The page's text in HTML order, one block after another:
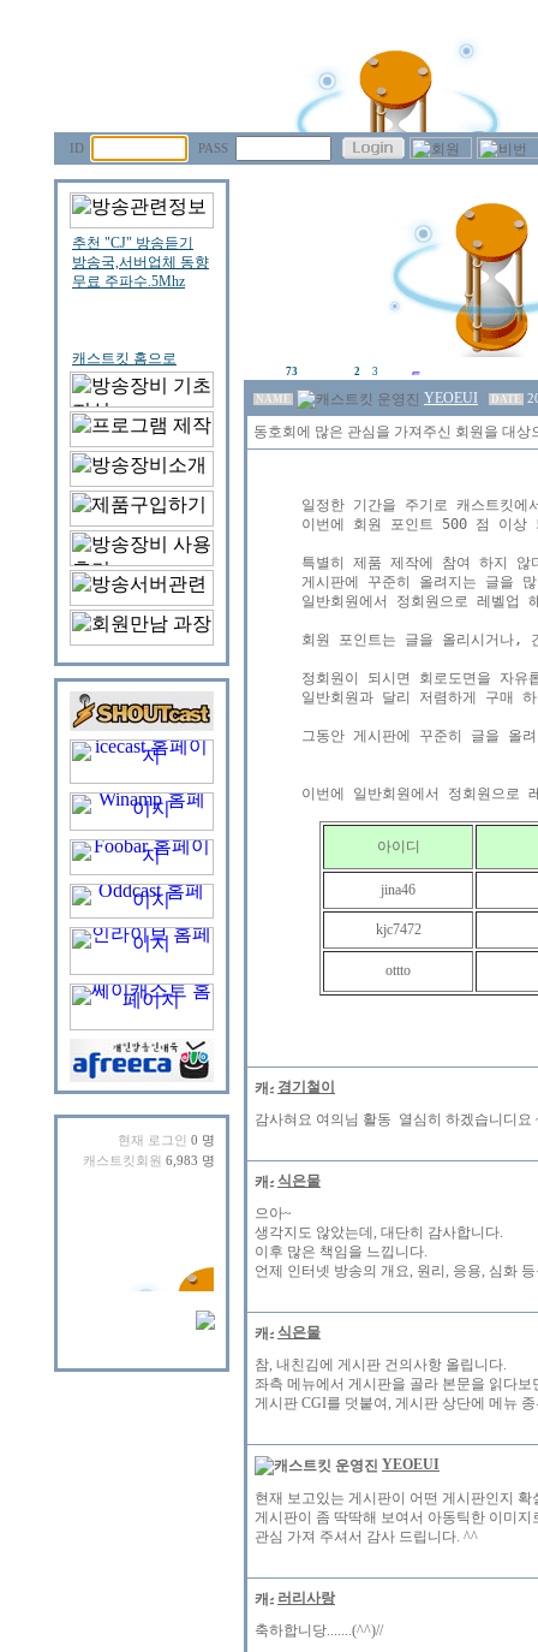
ID PASS
현재 로그인 0 명
캐스트킷회원 6,983 명
73 2 3
NAME YEOEUI DATE
동호회에 많은 관심을 가져주신 회원을 대
일정한 기간을 주기로 캐스트킷
이번에 회원 포인트 500 점 이상
특별히 제품 제작에 참여 하지
게시판에 꾸준히 올려지는 글을
일반회원에서 정회원으로 레벨업
회원 포인트는 글을 올리시거나
정회원이 되시면 회로도면을 자
일반회원과 달리 저렴하게 구매
그동안 게시판에 꾸준히 글을 올
아이디
jina46
kjc7472
ottto
경기철이
감사혀요 여의님 활동 열심히 하겠습니디요
식은물
으아~
생각지도 않았는데, 대단히 감사합니다.
이후 많은 책임을 느낍니다.
언제 인터넷 방송의 개요, 원리, 응용, 심화
식은물
참, 내친김에 게시판 건의사항 올립니다.
좌측 메뉴에서 게시판을 골라 본문을 읽다
게시판 CGI를 덧붙여, 게시판 상단에 메뉴
YEOEUI
현재 보고있는 게시판이 어떤 게시판인지
게시판이 좀 딱딱해 보여서 아동틱한 이미지
관심 가져 주셔서 감사 드립니다. ^^
러리사랑
축하합니당.......(^^)//